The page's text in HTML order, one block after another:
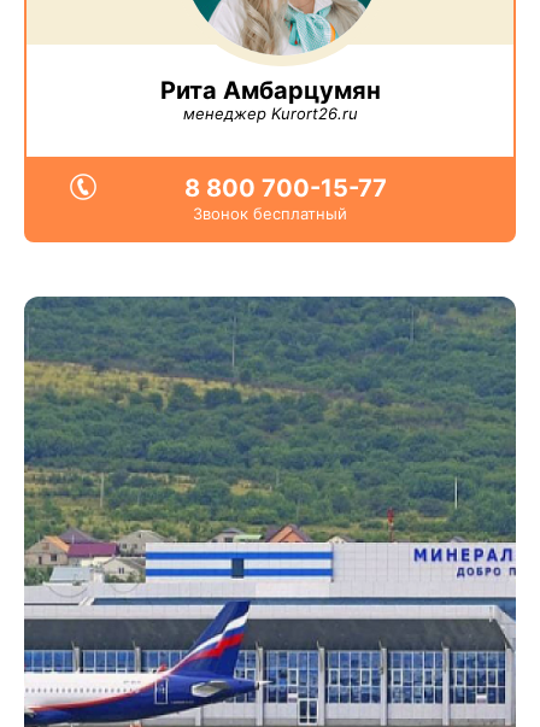
Рита Амбарцумян
менеджер Kurort26.ru
8 800 700-15-77
Звонок бесплатный